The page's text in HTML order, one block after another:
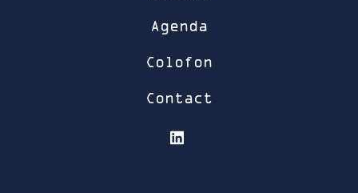
Agenda
Colofon
Contact